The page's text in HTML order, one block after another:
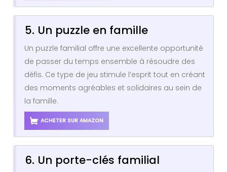
5. Un puzzle en famille
Un puzzle familial offre une excellente opportunité
de passer du temps ensemble à résoudre des
défis. Ce type de jeu stimule l’esprit tout en créant
des moments agréables et solidaires au sein de
la famille.
ACHETER SUR AMAZON
6. Un porte-clés familial